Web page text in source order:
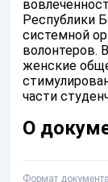
Республики
системной
волонтеров.
женские
части
О
Формат документа